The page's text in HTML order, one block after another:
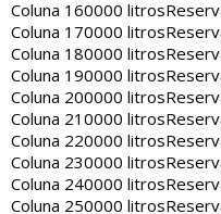
Coluna 160000 litros
Coluna 170000 litros
Coluna 180000 litros
Coluna 190000 litros
Coluna 200000 litros
Coluna 210000 litros
Coluna 220000 litros
Coluna 230000 litros
Coluna 240000 litros
Coluna 250000 litros